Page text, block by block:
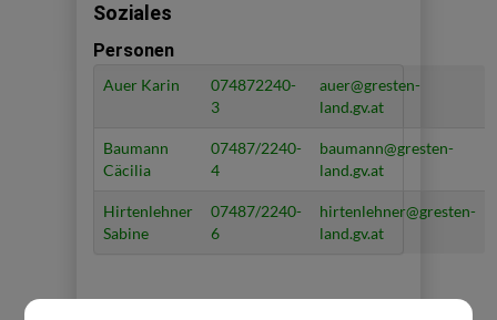
Soziales
Personen
Auer Karin
074872240-
3
auer@gresten-
land.gv.at
Baumann
Cäcilia
07487/2240-
4
baumann@gresten-
land.gv.at
Hirtenlehner
Sabine
07487/2240-
6
hirtenlehner@gresten-
land.gv.at